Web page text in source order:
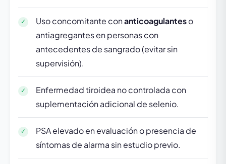
Uso concomitante conanticoagulanteso
antiagregantes en personas con
antecedentes de sangrado (evitar sin
supervisión).
Enfermedad tiroidea no controlada con
suplementación adicional de selenio.
PSA elevado en evaluación o presencia de
síntomas de alarma sin estudio previo.